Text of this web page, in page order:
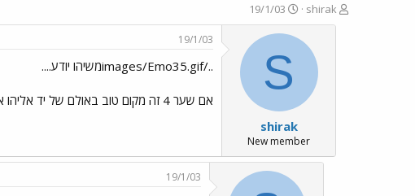
פ
ו
shirak
פ
ו
ר
ס
ם
ב
א
ר
י
ך
19/1/03
S
shirak
New member
19/1/03
../images/Emo35.gifמשיהו יודע....
אם שער 4 זה מקום טוב באולם של יד אליהו אני מתקוונת אם השחקנים עם הפנים אלינו??
19/1/03